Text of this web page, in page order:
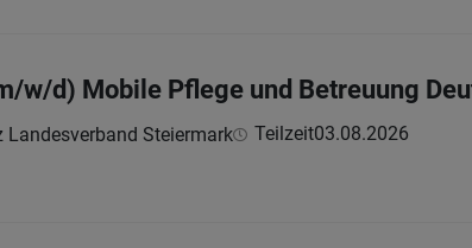
w/d) Mobile Pflege und Betreuung
Landesverband Steiermark Teilzeit03.08.2026